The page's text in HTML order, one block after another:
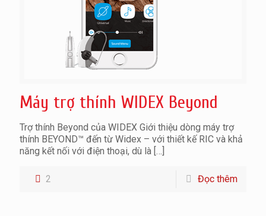
Máy trợ thính WIDEX Beyond
Trợ thính Beyond của WIDEX Giới thiệu dòng máy trợ
thính BEYOND™ đến từ Widex – với thiết kế RIC và khả
năng kết nối với điện thoại, dù là […]
2 Đọc thêm